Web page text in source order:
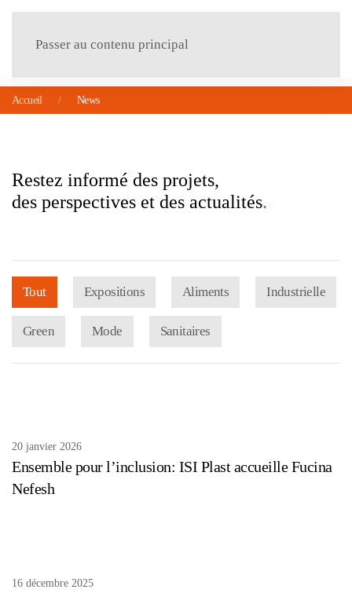
Passer au contenu principal
Menu
Accueil News
Restez informé des projets,
des perspectives et des actualités.
Tout Expositions Aliments Industrielle
Green Mode Sanitaires
20 janvier 2026
Ensemble pour l’inclusion: ISI Plast accueille Fucina
Nefesh
16 décembre 2025